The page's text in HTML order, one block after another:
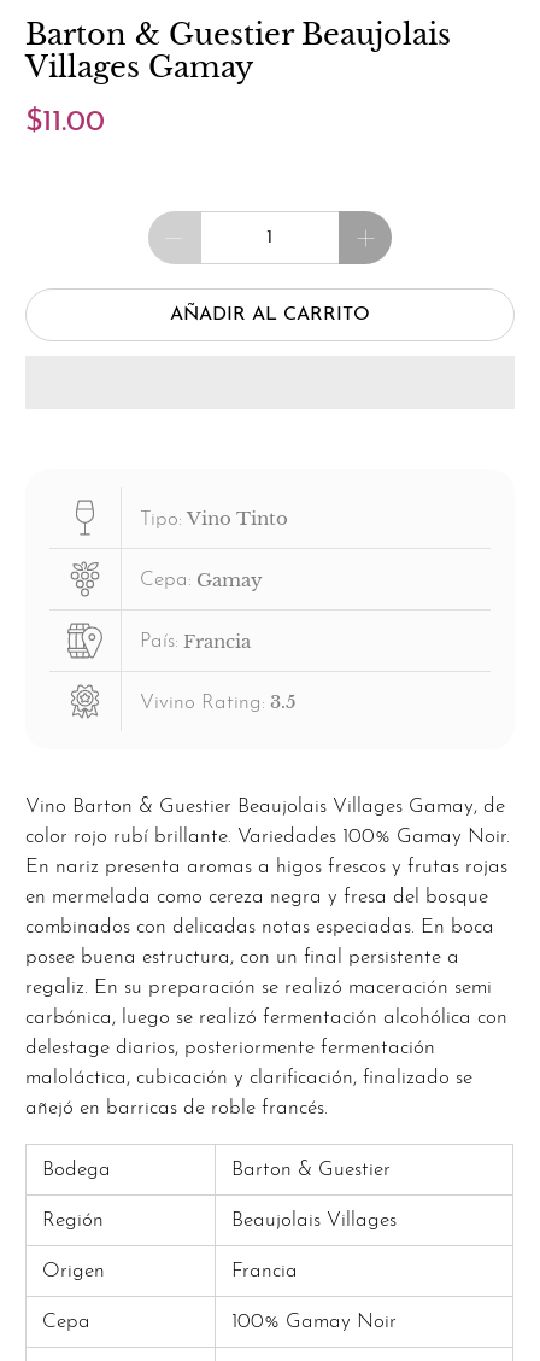
Barton & Guestier Beaujolais
Villages Gamay
$11.00
Cantidad
AÑADIR AL CARRITO
Tipo: Vino Tinto
Cepa: Gamay
País: Francia
Vivino Rating: 3.5
Vino Barton & Guestier Beaujolais Villages Gamay, de
color rojo rubí brillante. Variedades 100% Gamay Noir.
En nariz presenta aromas a higos frescos y frutas rojas
en mermelada como cereza negra y fresa del bosque
combinados con delicadas notas especiadas. En boca
posee buena estructura, con un final persistente a
regaliz. En su preparación se realizó maceración semi
carbónica, luego se realizó fermentación alcohólica con
delestage diarios, posteriormente fermentación
maloláctica, cubicación y clarificación, finalizado se
añejó en barricas de roble francés.
Bodega Barton & Guestier
Región Beaujolais Villages
Origen Francia
Cepa 100% Gamay Noir